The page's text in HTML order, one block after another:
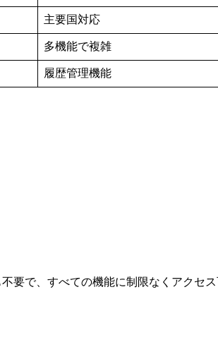
主要国対応
多機能で複雑
履歴管理機能
要で、すべての機能に制限なくアクセ